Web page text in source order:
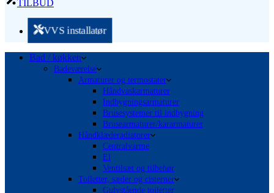
TILBUD
VVS installatør
Bad / køkken
Badeværelse
Armaturer og termostater
Håndvaskarmaturer
Indbygningsarmaturer
Brusesystemer til indbygning
Brusearmaturer/kararmaturer
Håndklæderadiatorer
Centralvarme
El
Ventilsæt og tilbehør
Toiletter, sæder og cisterner
Gulvstående toiletter